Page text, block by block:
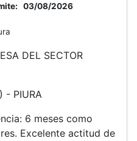
03/08/2026
DEL SECTOR
- PIURA
6 meses como
Excelente actitud de